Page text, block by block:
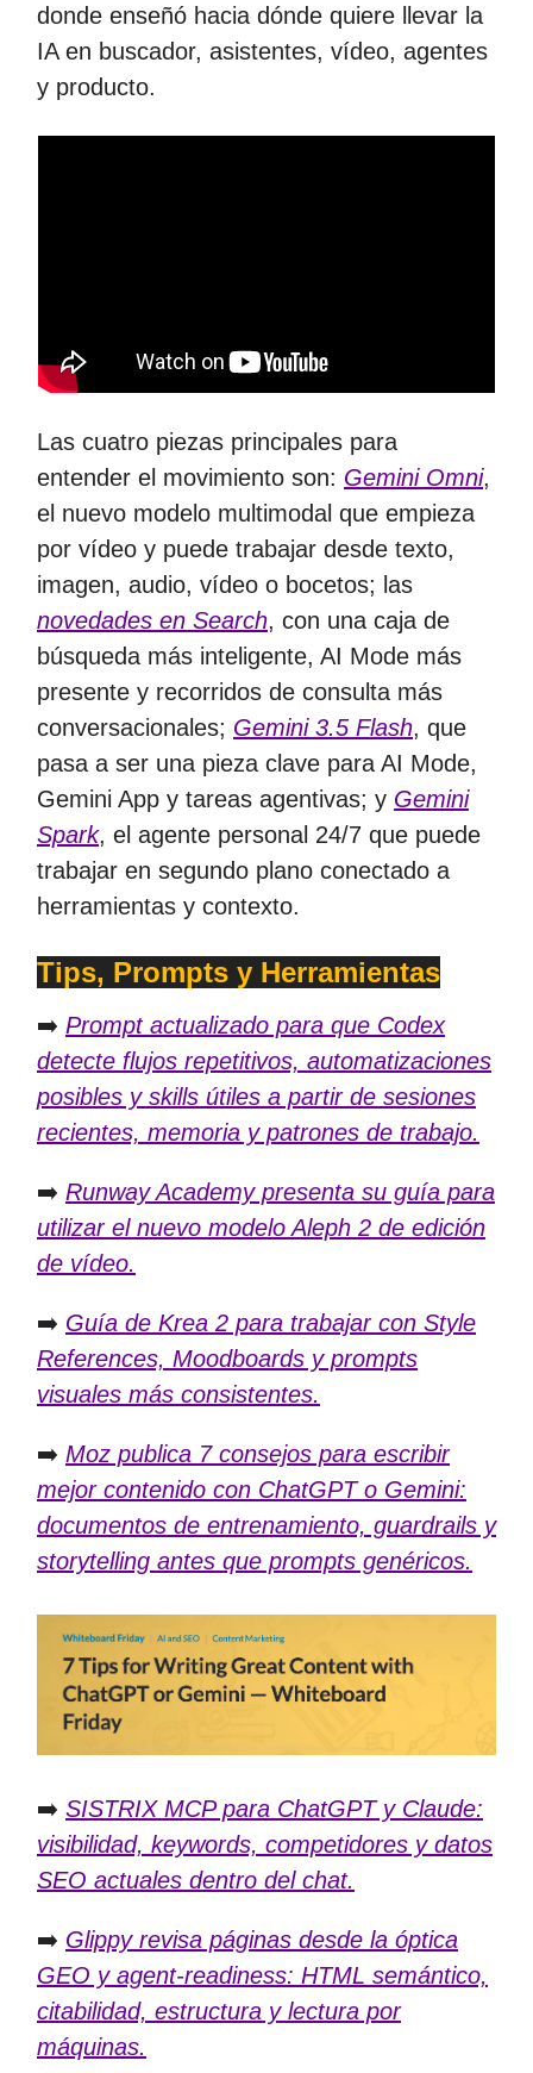
donde enseñó hacia dónde quiere llevar la
IA en buscador, asistentes, vídeo, agentes
y producto.
Las cuatro piezas principales para
entender el movimiento son: Gemini Omni,
el nuevo modelo multimodal que empieza
por vídeo y puede trabajar desde texto,
imagen, audio, vídeo o bocetos; las
novedades en Search, con una caja de
búsqueda más inteligente, AI Mode más
presente y recorridos de consulta más
conversacionales; Gemini 3.5 Flash, que
pasa a ser una pieza clave para AI Mode,
Gemini App y tareas agentivas; y Gemini
Spark, el agente personal 24/7 que puede
trabajar en segundo plano conectado a
herramientas y contexto.
Tips, Prompts y Herramientas
➡️ Prompt actualizado para que Codex
detecte flujos repetitivos, automatizaciones
posibles y skills útiles a partir de sesiones
recientes, memoria y patrones de trabajo.
➡️ Runway Academy presenta su guía para
utilizar el nuevo modelo Aleph 2 de edición
de vídeo.
➡️ Guía de Krea 2 para trabajar con Style
References, Moodboards y prompts
visuales más consistentes.
➡️ Moz publica 7 consejos para escribir
mejor contenido con ChatGPT o Gemini:
documentos de entrenamiento, guardrails y
storytelling antes que prompts genéricos.
➡️ SISTRIX MCP para ChatGPT y Claude:
visibilidad, keywords, competidores y datos
SEO actuales dentro del chat.
➡️ Glippy revisa páginas desde la óptica
GEO y agent-readiness: HTML semántico,
citabilidad, estructura y lectura por
máquinas.